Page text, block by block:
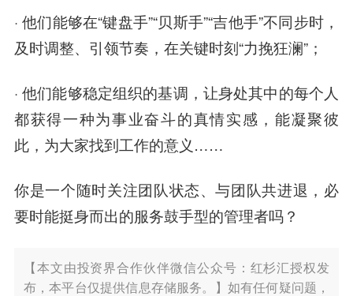
· 他们能够在“键盘手”“贝斯手”“吉他手”不同步时，
及时调整、引领节奏，在关键时刻“力挽狂澜”；
· 他们能够稳定组织的基调，让身处其中的每个人
都获得一种为事业奋斗的真情实感，能凝聚彼
此，为大家找到工作的意义……
你是一个随时关注团队状态、与团队共进退，必
要时能挺身而出的服务鼓手型的管理者吗？
【本文由投资界合作伙伴微信公众号：红杉汇授权发
布，本平台仅提供信息存储服务。】如有任何疑问题，